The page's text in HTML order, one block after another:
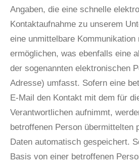
Angaben, die eine schnelle
Kontaktaufnahme zu unserem
eine unmittelbare Kommunikation
ermöglichen, was ebenfalls eine
der sogenannten elektronischen
Adresse) umfasst. Sofern eine
E-Mail den Kontakt mit dem für
Verantwortlichen aufnimmt,
betroffenen Person übermittelten
Daten automatisch gespeichert.
Basis von einer betroffenen